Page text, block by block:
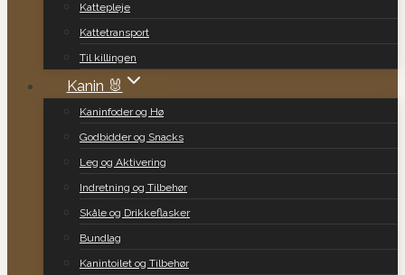
Kattepleje
Kattetransport
Til killingen
Kanin 🐰
Kaninfoder og Hø
Godbidder og Snacks
Leg og Aktivering
Indretning og Tilbehør
Skåle og Drikkeflasker
Bundlag
Kanintoilet og Tilbehør